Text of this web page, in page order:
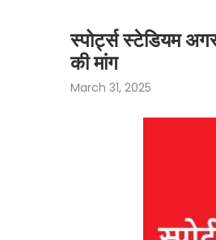
स्पोर्ट्स स्टेडियम
की मांग
March 31, 2025